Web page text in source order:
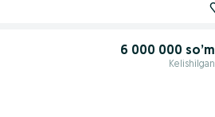
6 000 000 so’m
Kelishilgan